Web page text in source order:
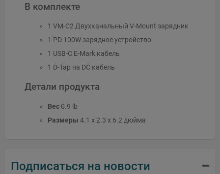
В комплекте
1 VM-C2 Двухканальный V-Mount зарядник
1 PD 100W зарядное устройство
1 USB-C E-Mark кабель
1 D-Tap на DC кабель
Детали продукта
Вес0.9 lb
Размеры 4.1 x 2.3 x 6.2 дюйма
Подписаться на новости